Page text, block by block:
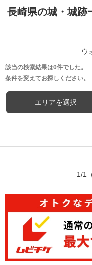
長崎県の城・城跡
ウ
該当の検索結果は0件でした。
条件を変えてお探しください。
エリアを選択
1/1